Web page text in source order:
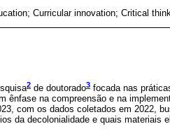
Curricular innovation; Critical
2 de doutorado3 focada nas
ênfase na compreensão e na
com os dados coletados em 2022,
da decolonialidade e quais materiais